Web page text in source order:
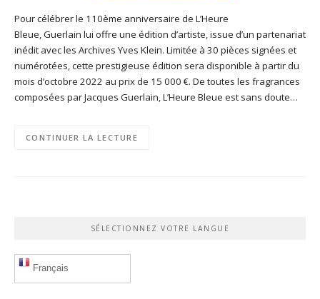
Pour célébrer le 110ème anniversaire de L’Heure
Bleue, Guerlain lui offre une édition d’artiste, issue d’un partenariat
inédit avec les Archives Yves Klein. Limitée à 30 pièces signées et
numérotées, cette prestigieuse édition sera disponible à partir du
mois d’octobre 2022 au prix de 15 000 €. De toutes les fragrances
composées par Jacques Guerlain, L’Heure Bleue est sans doute…
CONTINUER LA LECTURE
SÉLECTIONNEZ VOTRE LANGUE
Français